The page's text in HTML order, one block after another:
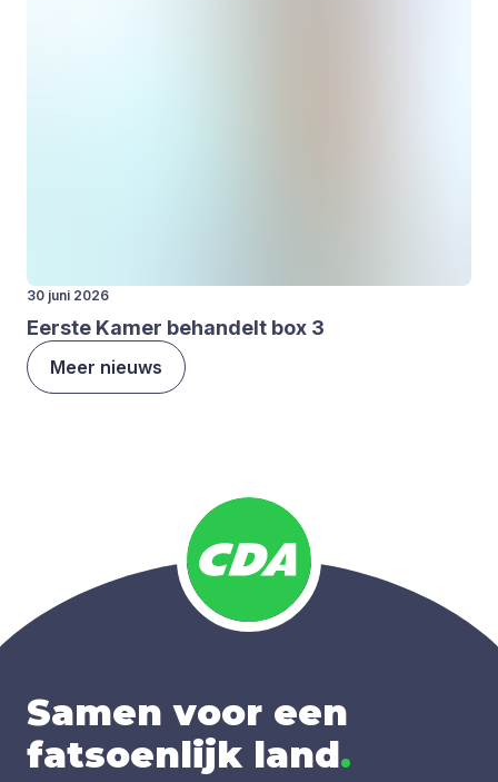
30 juni 2026
Eer­ste Kamer behan­delt box 3
Meer nieuws
Samen voor een
fatsoenlijk land.